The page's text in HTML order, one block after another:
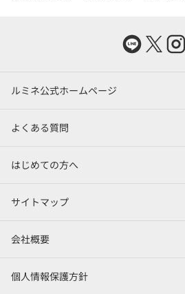
ルミネ公式ホームページ
よくある質問
はじめての方へ
サイトマップ
会社概要
個人情報保護方針